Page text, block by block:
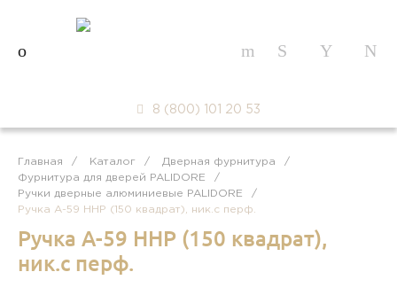
8 (800) 101 20 53
Главная / Каталог / Дверная фурнитура
/
Фурнитура для дверей PALIDORE
/
Ручки дверные алюминиевые PALIDORE
/
Ручка A-59 HHP (150 квадрат), ник.с перф.
Ручка A-59 HHP (150 квадрат),
ник.с перф.